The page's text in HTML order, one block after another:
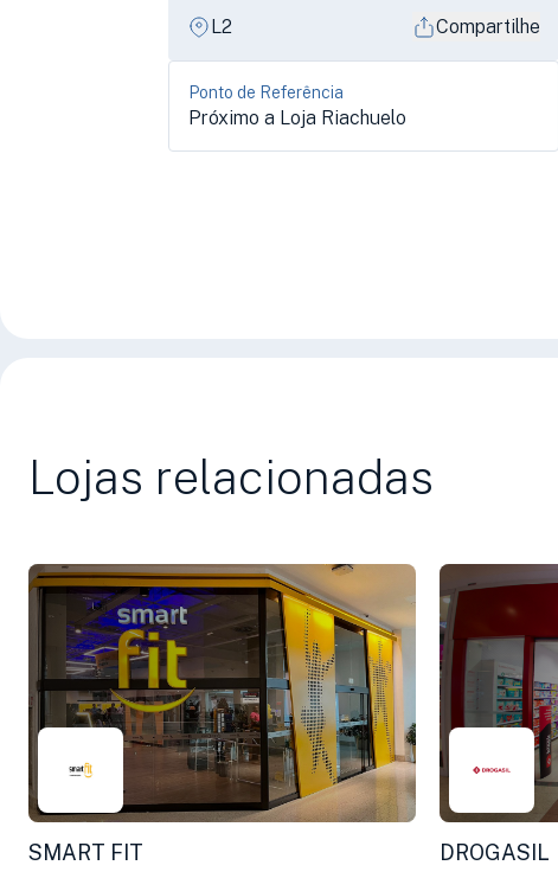
L2 Compartilhe
Ponto de Referência
Próximo a Loja Riachuelo
Lojas relacionadas
SMART FIT DROGASIL